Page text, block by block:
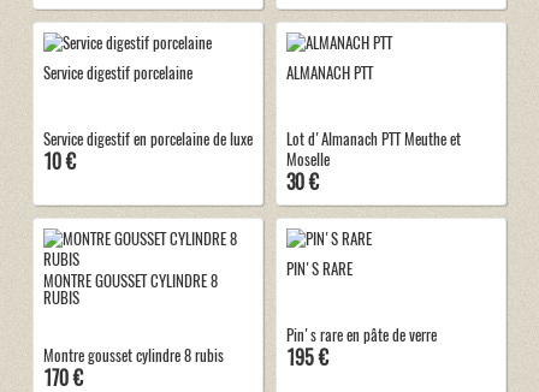
Service digestif porcelaine
Service digestif en porcelaine de luxe
10 €
ALMANACH PTT
Lot d'Almanach PTT Meuthe et
Moselle
30 €
MONTRE GOUSSET CYLINDRE 8
RUBIS
Montre gousset cylindre 8 rubis
170 €
PIN'S RARE
Pin's rare en pâte de verre
195 €